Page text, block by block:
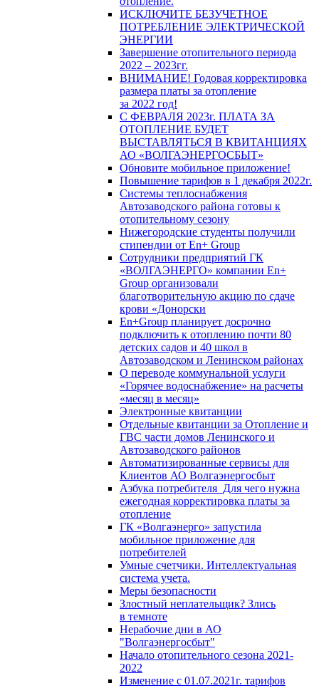
ИСКЛЮЧИТЕ БЕЗУЧЕТНОЕ
ПОТРЕБЛЕНИЕ ЭЛЕКТРИЧЕСКОЙ
ЭНЕРГИИ
Завершение отопительного периода
2022 – 2023гг.
ВНИМАНИЕ! Годовая корректировка
размера платы за отопление
за 2022 год!
С ФЕВРАЛЯ 2023г. ПЛАТА ЗА
ОТОПЛЕНИЕ БУДЕТ
ВЫСТАВЛЯТЬСЯ В КВИТАНЦИЯХ
АО «ВОЛГАЭНЕРГОСБЫТ»
Обновите мобильное приложение!
Повышение тарифов в 1 декабря 2022г.
Системы теплоснабжения
Автозаводского района готовы к
отопительному сезону
Нижегородские студенты получили
стипендии от En+ Group
Сотрудники предприятий ГК
«ВОЛГАЭНЕРГО» компании En+
Group организовали
благотворительную акцию по сдаче
крови «Донорски
En+Group планирует досрочно
подключить к отоплению почти 80
детских садов и 40 школ в
Автозаводском и Ленинском районах
О переводе коммунальной услуги
«Горячее водоснабжение» на расчеты
«месяц в месяц»
Электронные квитанции
Отдельные квитанции за Отопление и
ГВС части домов Ленинского и
Автозаводского районов
Автоматизированные сервисы для
Клиентов АО Волгаэнергосбыт
Азбука потребителя_Для чего нужна
ежегодная корректировка платы за
отопление
ГК «Волгаэнерго» запустила
мобильное приложение для
потребителей
Умные счетчики. Интеллектуальная
система учета.
Меры безопасности
Злостный неплательщик? Злись
в темноте
Нерабочие дни в АО
"Волгаэнергосбыт"
Начало отопительного сезона 2021-
2022
Изменение с 01.07.2021г. тарифов